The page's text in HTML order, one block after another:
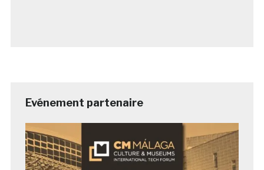
Evénement partenaire